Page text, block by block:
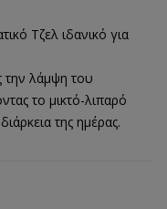
Τζελ ιδανικό για
την λάμψη του
το μικτό-λιπαρό
της ημέρας.